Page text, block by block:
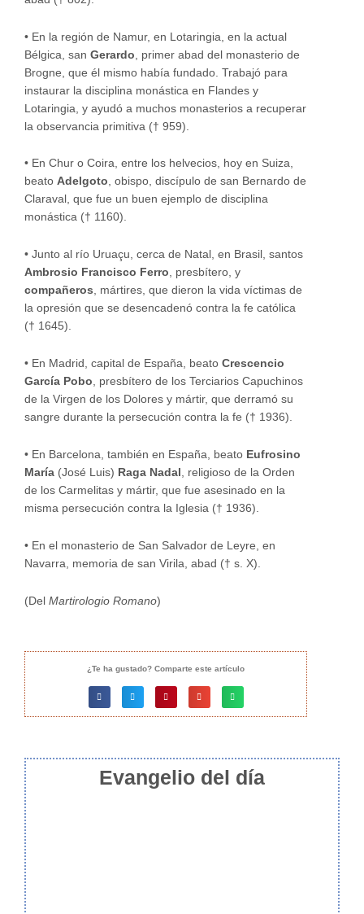
• En la región de Namur, en Lotaringia, en la actual
Bélgica, san Gerardo , primer abad del monasterio de
Brogne, que él mismo había fundado. Trabajó para
instaurar la disciplina monástica en Flandes y
Lotaringia, y ayudó a muchos monasterios a recuperar
la observancia primitiva († 959).
• En Chur o Coira, entre los helvecios, hoy en Suiza,
beato Adelgoto, obispo, discípulo de san Bernardo de
Claraval, que fue un buen ejemplo de disciplina
monástica († 1160).
• Junto al río Uruaçu, cerca de Natal, en Brasil, santos
Ambrosio Francisco Ferro, presbítero, y
compañeros, mártires, que dieron la vida víctimas de
la opresión que se desencadenó contra la fe católica
(† 1645).
• En Madrid, capital de España, beato Crescencio
García Pobo, presbítero de los Terciarios Capuchinos
de la Virgen de los Dolores y mártir, que derramó su
sangre durante la persecución contra la fe († 1936).
• En Barcelona, también en España, beato Eufrosino
María (José Luis) Raga Nadal , religioso de la Orden
de los Carmelitas y mártir, que fue asesinado en la
misma persecución contra la Iglesia († 1936).
• En el monasterio de San Salvador de Leyre, en
Navarra, memoria de san Virila, abad († s. X).
(Del Martirologio Romano)
¿Te ha gustado? Comparte este artículo
Evangelio del día